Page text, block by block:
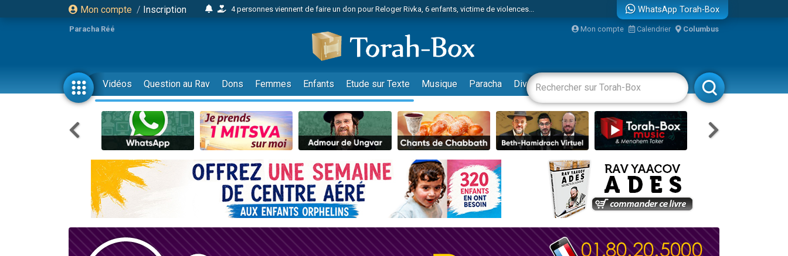
Mon compte / Inscription
4 personnes viennent de faire un don pour Reloger Rivka, 6 enfants, victime de violences...
17 personnes viennent de demander une bénédiction
4 personnes viennent de nous rejoindre sur WhatsApp
Il reste 49 places pour étudier en groupe sur Zoom
23 personnes viennent de faire un don pour Diane, 80 ans, dans un appartement insalubre
Eva vient de donner son Maasser
4 personnes viennent de nous rejoindre sur WhatsApp
3 personnes viennent de nous rejoindre sur WhatsApp
3 personnes viennent de faire un don pour 5 jours de vacances aux Orphelins
Odaya vient de donner son Maasser
2 personnes viennent de nous rejoindre sur WhatsApp
13 personnes viennent de demander une bénédiction
12 nouvelles musiques dans Torah-Box Music
WhatsApp Torah-Box
Paracha Réé Mon compte Calendrier Columbus
Vidéos Question au Rav Dons Femmes Enfants Etude sur Texte Musique Paracha Divertissements Livres Rabbanim